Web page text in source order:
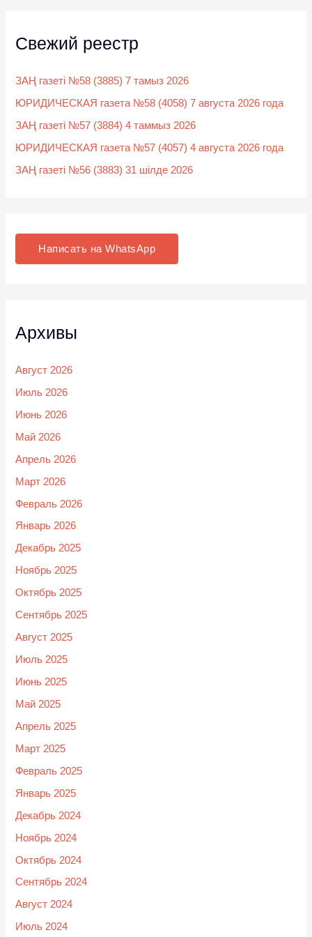
Свежий реестр
ЗАҢ газеті №58 (3885) 7 тамыз 2026
ЮРИДИЧЕСКАЯ газета №58 (4058) 7 августа 2026 года
ЗАҢ газеті №57 (3884) 4 таммыз 2026
ЮРИДИЧЕСКАЯ газета №57 (4057) 4 августа 2026 года
ЗАҢ газеті №56 (3883) 31 шілде 2026
Написать на WhatsApp
Архивы
Август 2026
Июль 2026
Июнь 2026
Май 2026
Апрель 2026
Март 2026
Февраль 2026
Январь 2026
Декабрь 2025
Ноябрь 2025
Октябрь 2025
Сентябрь 2025
Август 2025
Июль 2025
Июнь 2025
Май 2025
Апрель 2025
Март 2025
Февраль 2025
Январь 2025
Декабрь 2024
Ноябрь 2024
Октябрь 2024
Сентябрь 2024
Август 2024
Июль 2024